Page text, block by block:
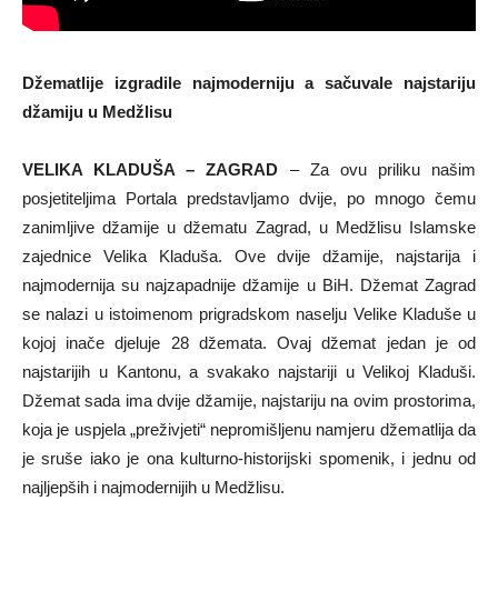
Džematlije izgradile najmoderniju a sačuvale najstariju
džamiju u Medžlisu
VELIKA KLADUŠA – ZAGRAD – Za ovu priliku našim
posjetiteljima Portala predstavljamo dvije, po mnogo čemu
zanimljive džamije u džematu Zagrad, u Medžlisu Islamske
zajednice Velika Kladuša. Ove dvije džamije, najstarija i
najmodernija su najzapadnije džamije u BiH. Džemat Zagrad
se nalazi u istoimenom prigradskom naselju Velike Kladuše u
kojoj inače djeluje 28 džemata. Ovaj džemat jedan je od
najstarijih u Kantonu, a svakako najstariji u Velikoj Kladuši.
Džemat sada ima dvije džamije, najstariju na ovim prostorima,
koja je uspjela „preživjeti“ nepromišljenu namjeru džematlija da
je sruše iako je ona kulturno-historijski spomenik, i jednu od
najljepših i najmodernijih u Medžlisu.